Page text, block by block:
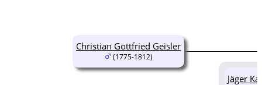
Christian Gottfried Geisler
(1775-1812)
Jäger